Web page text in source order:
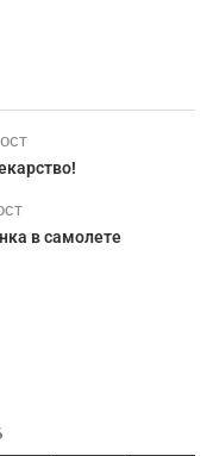
в самолете